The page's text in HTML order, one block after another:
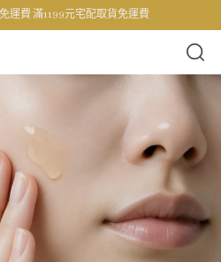
運費 滿1199元宅配取貨免運費